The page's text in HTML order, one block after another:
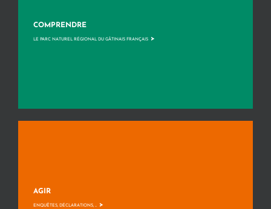
COMPRENDRE
LE PARC NATUREL RÉGIONAL DU GÂTINAIS FRANÇAIS >
AGIR
ENQUÊTES, DÉCLARATIONS, ... >